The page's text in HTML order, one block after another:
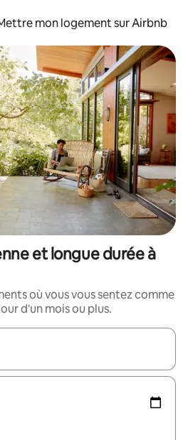
mon logement sur Airbnb
et longue durée à
où vous vous sentez comme
d'un mois ou plus.
utilisez les flèches vers le